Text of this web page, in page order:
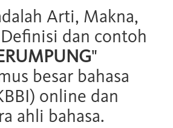
Arti, Makna,
dan contoh
"
besar bahasa
online dan
ahli bahasa.